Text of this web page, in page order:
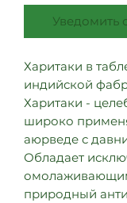
Уведомить
Харитаки в
индийской
Харитаки -
широко
аюрведе с
Обладает
природный